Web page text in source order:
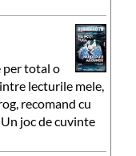
per total o
lecturile mele,
recomand cu
joc de cuvinte